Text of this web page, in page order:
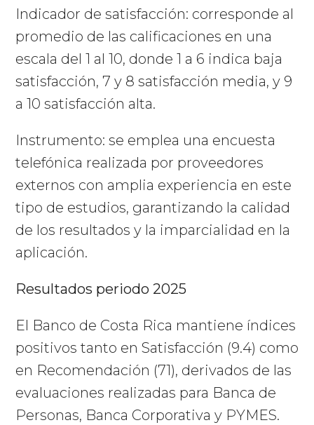
Indicador de satisfacción: corresponde al
promedio de las calificaciones en una
escala del 1 al 10, donde 1 a 6 indica baja
satisfacción, 7 y 8 satisfacción media, y 9
a 10 satisfacción alta.
Instrumento: se emplea una encuesta
telefónica realizada por proveedores
externos con amplia experiencia en este
tipo de estudios, garantizando la calidad
de los resultados y la imparcialidad en la
aplicación.
Resultados periodo 2025
El Banco de Costa Rica mantiene índices
positivos tanto en Satisfacción (9.4) como
en Recomendación (71), derivados de las
evaluaciones realizadas para Banca de
Personas, Banca Corporativa y PYMES.